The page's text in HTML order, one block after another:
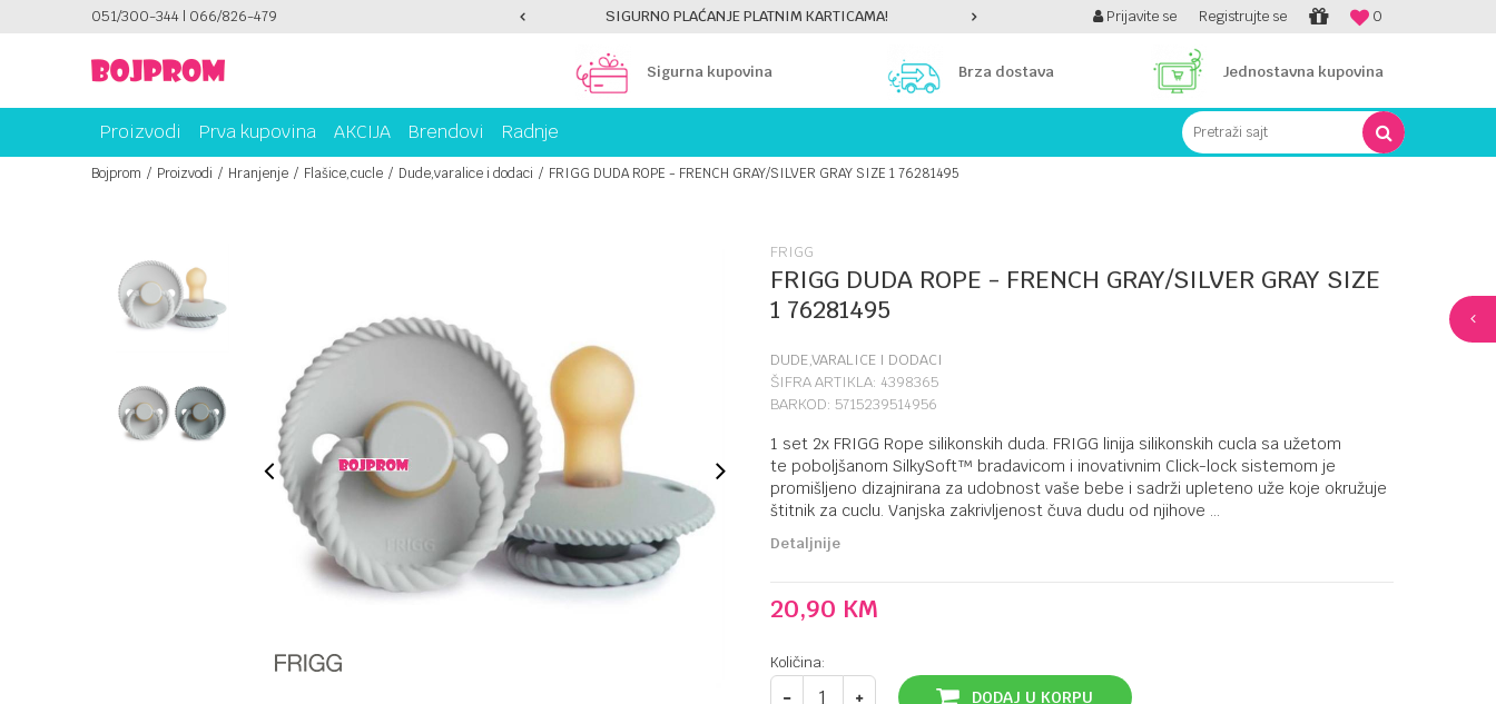
051/300-344 | 066/826-479
PLATI UNICREDIT KARTICOM NA RATE! SIGURNO PLAĆANJE PLATNIM KARTICAMA! PLATI UNICREDIT KARTICOM NA RATE! 0
Prijavite se Registrujte se
Sigurna kupovina Brza dostava Jednostavna kupovina
Proizvodi Prva kupovina AKCIJA Brendovi Radnje Pretraži sajt
Bojprom Proizvodi Hranjenje Flašice,cucle Dude,varalice i dodaci FRIGG DUDA ROPE - FRENCH GRAY/SILVER GRAY SIZE 1 76281495
FRIGG
FRIGG DUDA ROPE - FRENCH GRAY/SILVER GRAY SIZE
1 76281495
DUDE,VARALICE I DODACI
ŠIFRA ARTIKLA: 4398365
BARKOD: 5715239514956
1 set 2x FRIGG Rope silikonskih duda. FRIGG linija silikonskih cucla sa užetom
te poboljšanom SilkySoft™ bradavicom i inovativnim Click-lock sistemom je
promišljeno dizajnirana za udobnost vaše bebe i sadrži upleteno uže koje okružuje
štitnik za cuclu. Vanjska zakrivljenost čuva dudu od njihove ...
Detaljnije
20,90 KM
Količina:
DODAJ U KORPU